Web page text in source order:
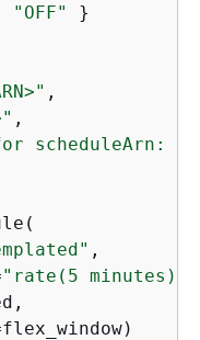
"OFF" }
,
,
scheduleArn:
,
"rate(5 minutes)"